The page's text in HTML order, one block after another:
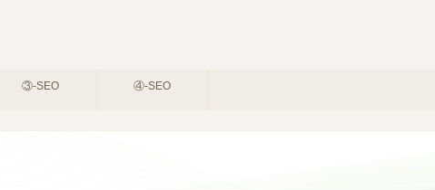
③-SEO ④-SEO